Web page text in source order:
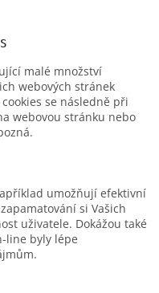
malé množství
webových stránek
se následně při
webovou stránku nebo
umožňují efektivní
si Vašich
uživatele. Dokážou také
line byly lépe